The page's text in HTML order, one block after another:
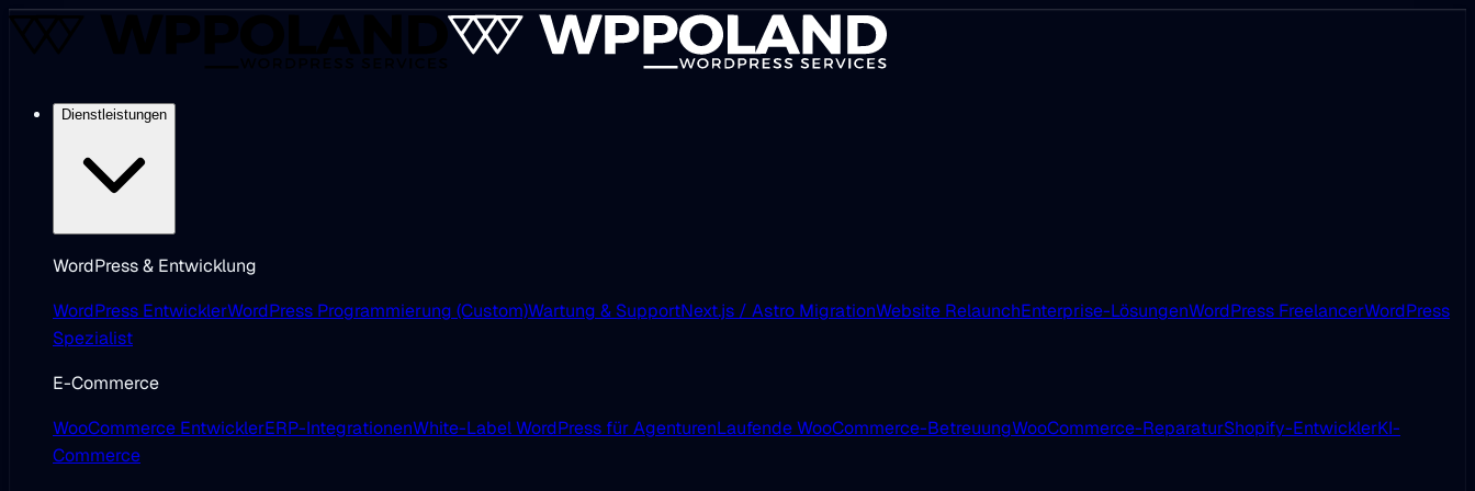
Dienstleistungen
WordPress & Entwicklung
WordPress EntwicklerWordPress Programmierung (Custom)Wartung & SupportNext.js / Astro MigrationWebsite RelaunchEnterprise-LösungenWordPress FreelancerWordPress
Spezialist
E-Commerce
WooCommerce EntwicklerERP-IntegrationenWhite-Label WordPress für AgenturenLaufende WooCommerce-BetreuungWooCommerce-ReparaturShopify-EntwicklerKI-
Commerce